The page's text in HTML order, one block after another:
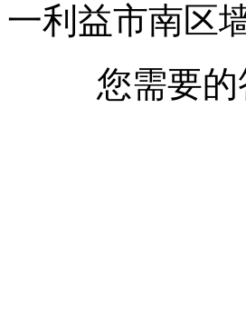
一利益市南区
您需要